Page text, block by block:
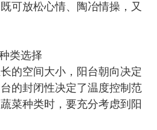
可放松心情、陶冶情操，又
类选择
的空间大小，阳台朝向决定
的封闭性决定了温度控制范
菜种类时，要充分考虑到阳